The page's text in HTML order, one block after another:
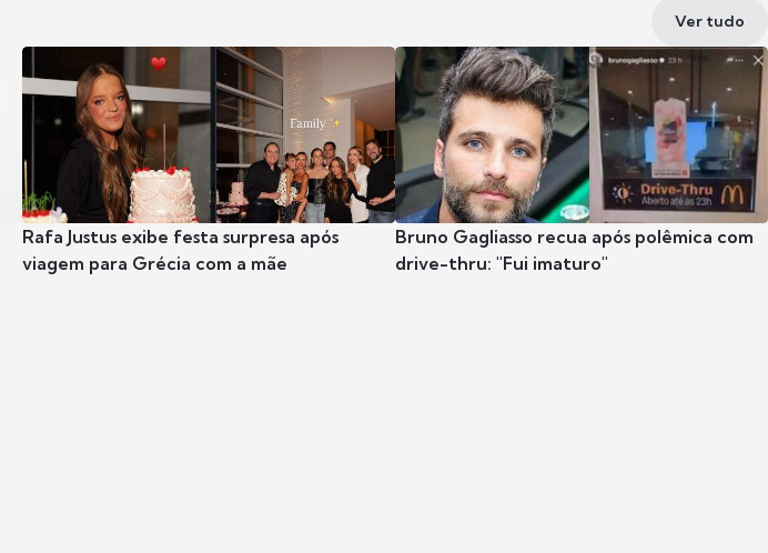
Ver tudo
Rafa Justus exibe festa surpresa após
viagem para Grécia com a mãe
Bruno Gagliasso recua após polêmica com
drive-thru: "Fui imaturo"